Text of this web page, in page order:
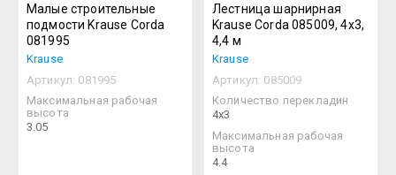
Малые строительные
подмости Krause Corda
081995
Krause
Артикул: 081995
Максимальная рабочая
высота
3.05
Лестница шарнирная
Krause Corda 085009, 4x3,
4,4 м
Krause
Артикул: 085009
Количество перекладин
4х3
Максимальная рабочая
высота
4.4